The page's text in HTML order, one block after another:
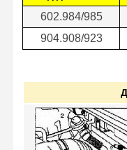
602.984/985
904.908/923